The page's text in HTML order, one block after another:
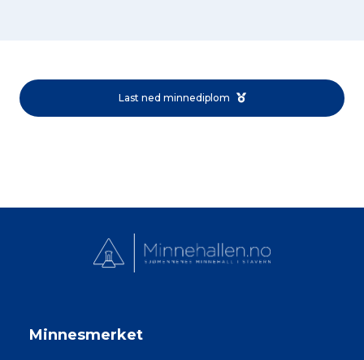
Last ned minnediplom
Minnesmerket
Norsk bokmål